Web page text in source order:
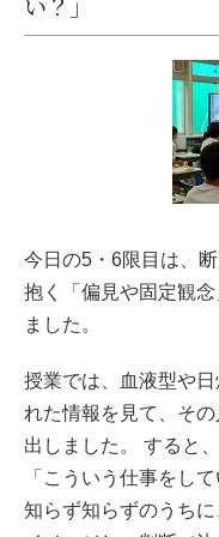
今日の5・6限目は、
抱く「偏見や固定観
ました。
授業では、血液型や
れた情報を見て、そ
出しました。 すると
「こういう仕事をし
知らず知らずのうち